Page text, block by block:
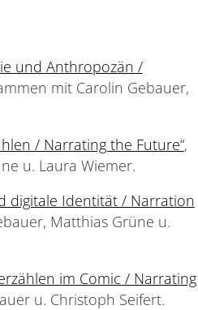
und Anthropozän /
mit Carolin Gebauer,
/ Narrating the Future“,
u. Laura Wiemer.
digitale Identität / Narration
Matthias Grüne u.
im Comic / Narrating
u. Christoph Seifert.